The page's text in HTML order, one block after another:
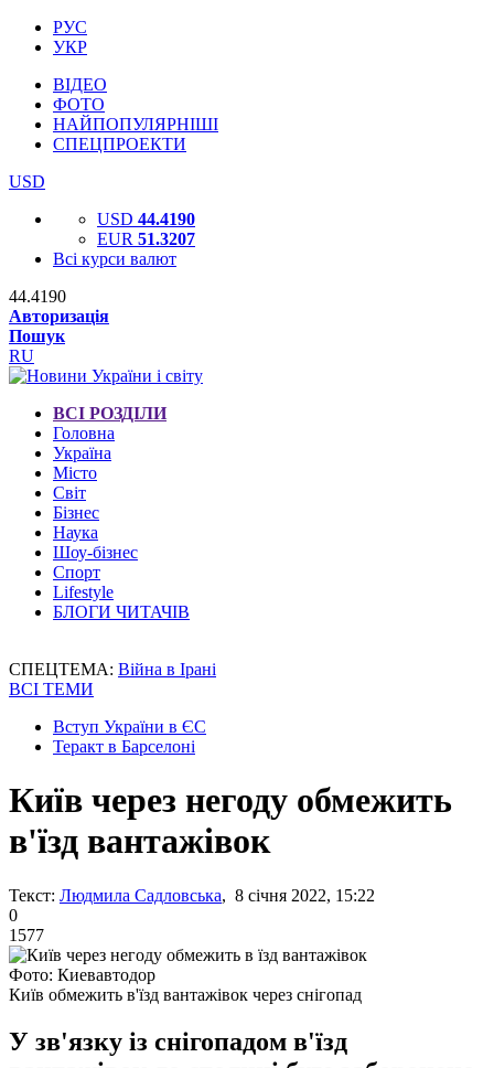
РУС
УКР
ВІДЕО
ФОТО
НАЙПОПУЛЯРНІШІ
СПЕЦПРОЕКТИ
USD
USD 44.4190
EUR 51.3207
Всі курси валют
44.4190
Авторизація
Пошук
RU
ВСІ РОЗДІЛИ
Головна
Україна
Місто
Світ
Бізнес
Наука
Шоу-бізнес
Спорт
Lifestyle
БЛОГИ ЧИТАЧІВ
СПЕЦТЕМА: Війна в Ірані
ВСІ ТЕМИ
Вступ України в ЄС
Теракт в Барселоні
Київ через негоду обмежить
в'їзд вантажівок
Текст: Людмила Садловська, 8 січня 2022, 15:22
0
1577
Фото: Киевавтодор
Київ обмежить в'їзд вантажівок через снігопад
У зв'язку із снігопадом в'їзд